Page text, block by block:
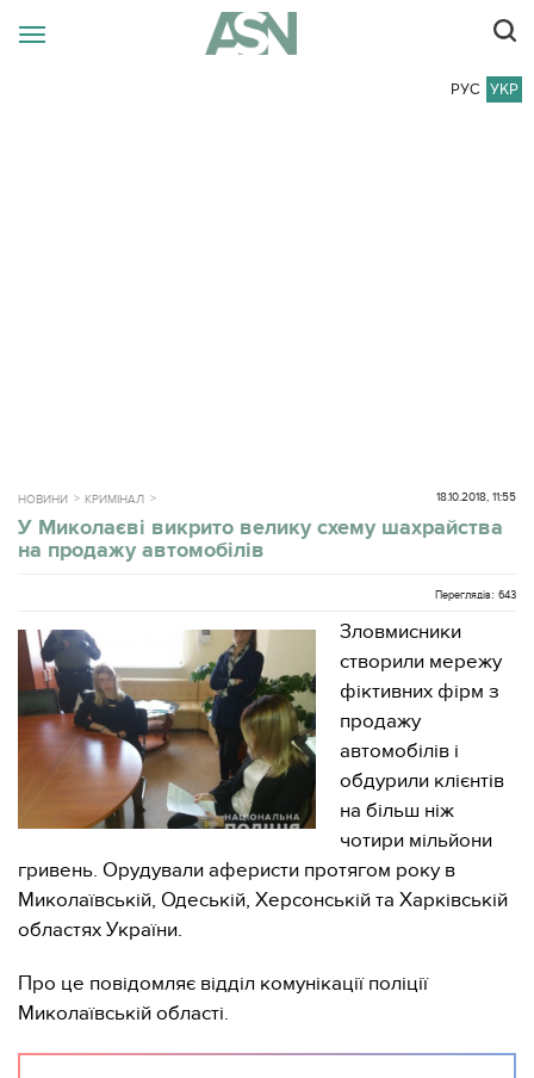
РУС УКР
НОВИНИ КРИМІНАЛ 18.10.2018, 11:55
У Миколаєві викрито велику схему шахрайства
на продажу автомобілів
Переглядів: 643
Зловмисники
створили мережу
фіктивних фірм з
продажу
автомобілів і
обдурили клієнтів
на більш ніж
чотири мільйони
гривень. Орудували аферисти протягом року в
Миколаївській, Одеській, Херсонській та Харківській
областях України.
Про це повідомляє відділ комунікації поліції
Миколаївській області.